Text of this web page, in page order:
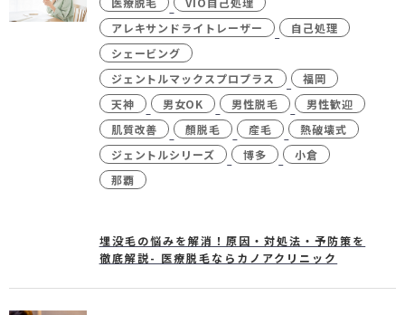
未成年の方へ
- ピコスポット
- VISIA
- CO2（炭酸ガス）レーザー
- ジュベルック(Juvelook)
- マッサージピール
- ダーマペン4
アレキサンドライトレーザー
自己処理
シェービング
ジェントルマックスプロプラス
福岡
天神
男女OK 男性脱毛
男性歓迎
肌質改善
顏脱毛 産毛
熱破壊式
ジェントルシリーズ
博多
小倉
那覇
埋没毛の悩みを解消！原因・対処法・予防策を
徹底解説- 医療脱毛ならカノアクリニック